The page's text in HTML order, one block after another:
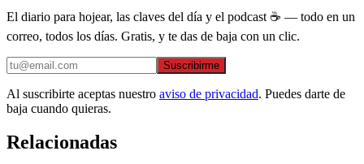
El diario para hojear, las claves del día y el podcast ☕ — todo en un
correo, todos los días. Gratis, y te das de baja con un clic.
Suscribirme
Al suscribirte aceptas nuestro aviso de privacidad. Puedes darte de
baja cuando quieras.
Relacionadas